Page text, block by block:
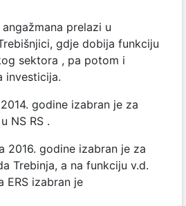
prelazi u
gdje dobija funkciju
sektora , pa potom i
investicija.
godine izabran je za
NS RS .
2016. godine izabran je za
Trebinja, a na funkciju v.d.
ERS izabran je